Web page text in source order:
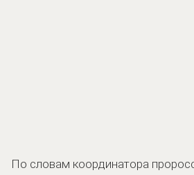
По словам координатора